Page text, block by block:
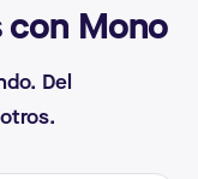
con Mono
Del